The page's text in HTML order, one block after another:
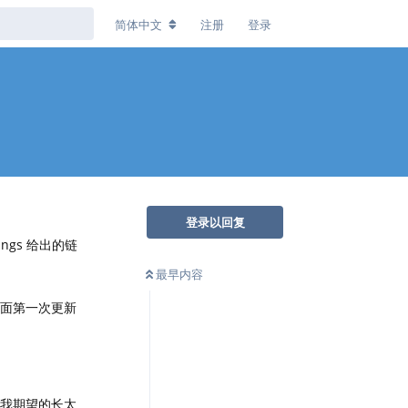
简体中文 注册 登录
登录以回复
最早内容
给出的链
第一次更新
期望的长太